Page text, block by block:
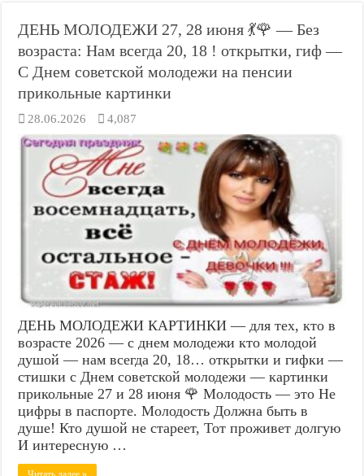
ДЕНЬ МОЛОДЕЖИ 27, 28 июня 💃🌹 — Без
возраста: Нам всегда 20, 18 ! открытки, гиф —
С Днем советской молодежи на пенсии
прикольные картинки
28.06.2026 4,087
ДЕНЬ МОЛОДЕЖИ КАРТИНКИ — для тех, кто в
возрасте 2026 — с днем молодежи кто молодой
душой — нам всегда 20, 18… открытки и гифки —
стишки с Днем советской молодежи — картинки
прикольные 27 и 28 июня 🌹 Молодость — это Не
цифры в паспорте. Молодость Должна быть в
душе! Кто душой не стареет, Тот проживет долгую
И интересную …